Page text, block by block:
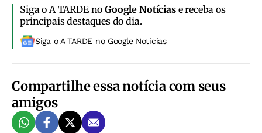
Siga o A TARDE noGoogle Notíciase receba os
principais destaques do dia.
Siga o A TARDE no Google Noticias
Compartilhe essa notícia com seus
amigos